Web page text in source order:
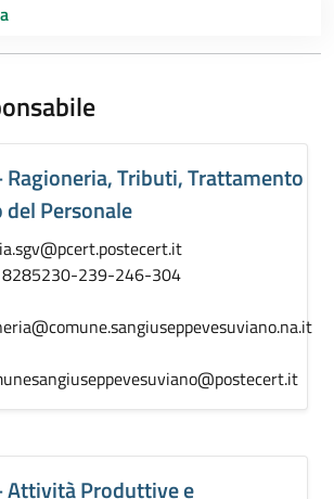
Ragioneria, Tributi, Trattamento
Personale
239-246-304
Attività Produttive e